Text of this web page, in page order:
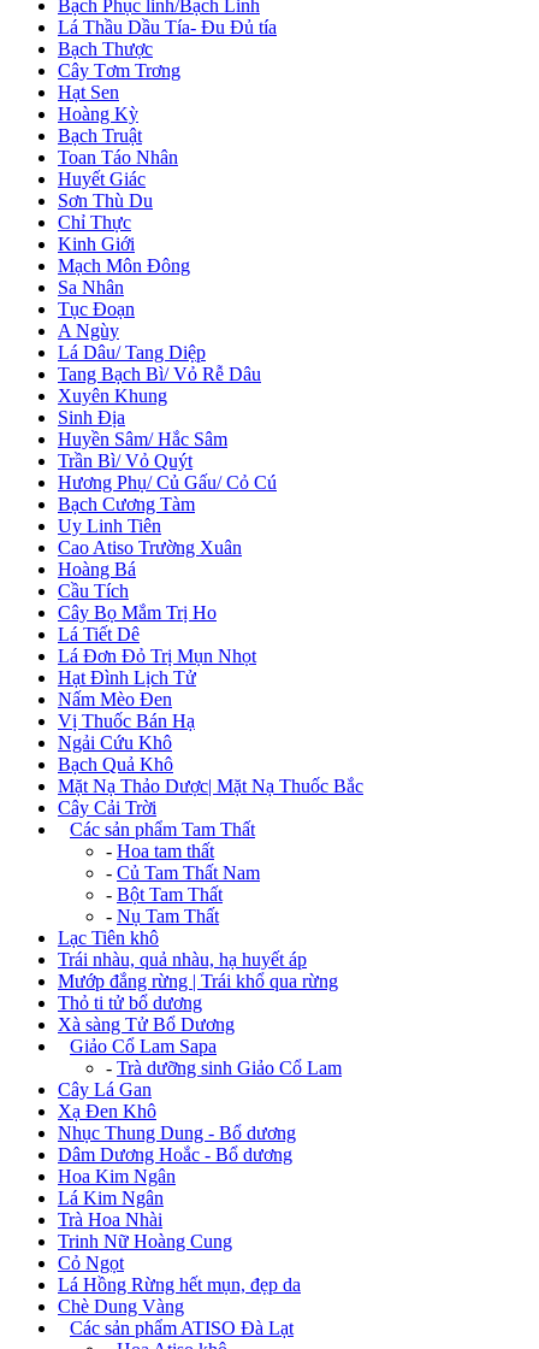
Bạch Phục linh/Bạch Linh
Lá Thầu Dầu Tía- Đu Đủ tía
Bạch Thược
Cây Tơm Trơng
Hạt Sen
Hoàng Kỳ
Bạch Truật
Toan Táo Nhân
Huyết Giác
Sơn Thù Du
Chỉ Thực
Kinh Giới
Mạch Môn Đông
Sa Nhân
Tục Đoạn
A Ngùy
Lá Dâu/ Tang Diệp
Tang Bạch Bì/ Vỏ Rễ Dâu
Xuyên Khung
Sinh Địa
Huyền Sâm/ Hắc Sâm
Trần Bì/ Vỏ Quýt
Hương Phụ/ Củ Gấu/ Cỏ Cú
Bạch Cương Tàm
Uy Linh Tiên
Cao Atiso Trường Xuân
Hoàng Bá
Cầu Tích
Cây Bọ Mắm Trị Ho
Lá Tiết Dê
Lá Đơn Đỏ Trị Mụn Nhọt
Hạt Đình Lịch Tử
Nấm Mèo Đen
Vị Thuốc Bán Hạ
Ngải Cứu Khô
Bạch Quả Khô
Mặt Nạ Thảo Dược| Mặt Nạ Thuốc Bắc
Cây Cải Trời
Các sản phẩm Tam Thất
- Hoa tam thất
- Củ Tam Thất Nam
- Bột Tam Thất
- Nụ Tam Thất
Lạc Tiên khô
Trái nhàu, quả nhàu, hạ huyết áp
Mướp đắng rừng | Trái khổ qua rừng
Thỏ ti tử bổ dương
Xà sàng Tử Bổ Dương
Giảo Cổ Lam Sapa
- Trà dưỡng sinh Giảo Cổ Lam
Cây Lá Gan
Xạ Đen Khô
Nhục Thung Dung - Bổ dương
Dâm Dương Hoắc - Bổ dương
Hoa Kim Ngân
Lá Kim Ngân
Trà Hoa Nhài
Trinh Nữ Hoàng Cung
Cỏ Ngọt
Lá Hồng Rừng hết mụn, đẹp da
Chè Dung Vàng
Các sản phẩm ATISO Đà Lạt